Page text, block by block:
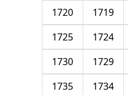
1719
1720
1724
1725
1729
1730
1734
1735